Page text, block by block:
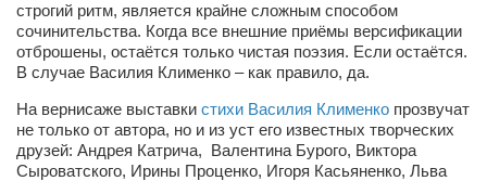
Валентин Бурый
Артём Мяус
Барды
Владимир Айзенберг
строгий ритм, является крайне сложным способом
сочинительства. Когда все внешние приёмы версификации
отброшены, остаётся только чистая поэзия. Если остаётся.
В случае Василия Клименко – как правило, да.
На вернисаже выставки стихи Василия Клименко прозвучат
не только от автора, но и из уст его известных творческих
друзей: Андрея Катрича, Валентина Бурого, Виктора
Сыроватского, Ирины Проценко, Игоря Касьяненко, Льва